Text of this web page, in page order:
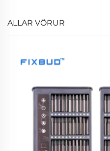
ALLAR VÖRUR